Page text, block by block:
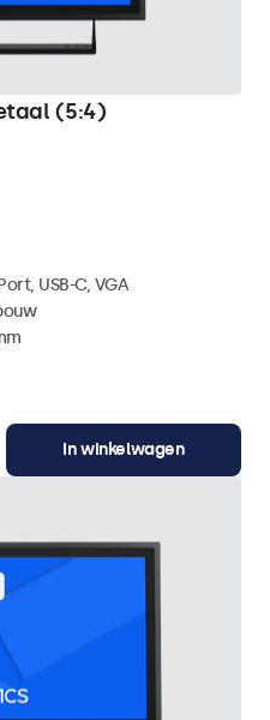
(5:4)
USB-C, VGA
In winkelwagen